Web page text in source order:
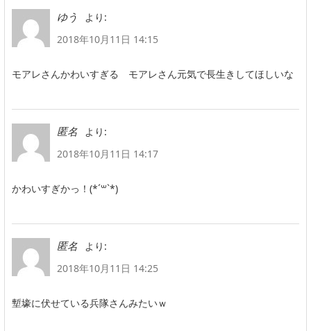
ゆう
より:
2018年10月11日 14:15
モアレさんかわいすぎる モアレさん元気で長生きしてほしいな
匿名
より:
2018年10月11日 14:17
かわいすぎかっ！(*´꒳`*)
匿名
より:
2018年10月11日 14:25
塹壕に伏せている兵隊さんみたいｗ